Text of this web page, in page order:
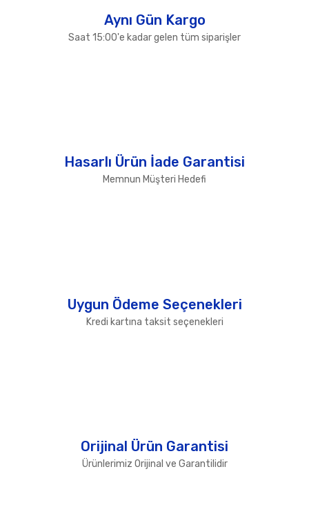
Aynı Gün Kargo
Saat 15:00'e kadar gelen tüm siparişler
Hasarlı Ürün İade Garantisi
Memnun Müşteri Hedefi
Uygun Ödeme Seçenekleri
Kredi kartına taksit seçenekleri
Orijinal Ürün Garantisi
Ürünlerimiz Orijinal ve Garantilidir